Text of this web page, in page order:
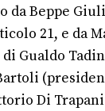
da Beppe
21, e da
Gualdo
Di